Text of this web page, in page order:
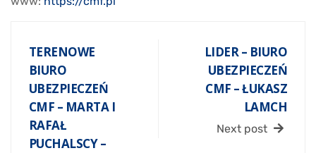
TERENOWE
BIURO
UBEZPIECZEŃ
CMF – MARTA I
RAFAŁ
PUCHALSCY –
LIDER – BIURO
UBEZPIECZEŃ
CMF – ŁUKASZ
LAMCH
Next post